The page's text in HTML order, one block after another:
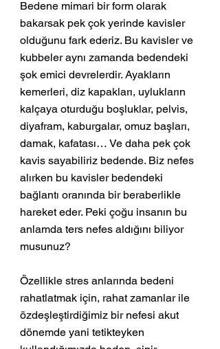
Bedene mimari bir form olarak
bakarsak pek çok yerinde kavisler
olduğunu fark ederiz. Bu kavisler ve
kubbeler aynı zamanda bedendeki
şok emici devrelerdir. Ayakların
kemerleri, diz kapakları, uylukların
kalçaya oturduğu boşluklar, pelvis,
diyafram, kaburgalar, omuz başları,
damak, kafatası… Ve daha pek çok
kavis sayabiliriz bedende. Biz nefes
alırken bu kavisler bedendeki
bağlantı oranında bir beraberlikle
hareket eder. Peki çoğu insanın bu
anlamda ters nefes aldığını biliyor
musunuz?
Özellikle stres anlarında bedeni
rahatlatmak için, rahat zamanlar ile
özdeşleştirdiğimiz bir nefesi akut
dönemde yani tetikteyken